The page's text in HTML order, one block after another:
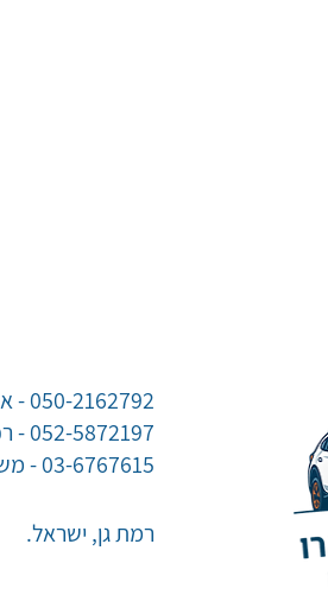
050-2162792 - איילת
052-5872197 - רפי
03-6767615 - משרד
רמת גן, ישראל.